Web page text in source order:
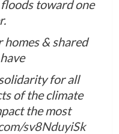
toward one
homes & shared
for all
of the climate
the most
sv8NduyiSk